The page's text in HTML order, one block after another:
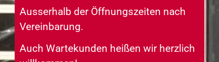
Ausserhalb der Öffnungszeiten nach
Vereinbarung.
Auch Wartekunden heißen wir herzlich